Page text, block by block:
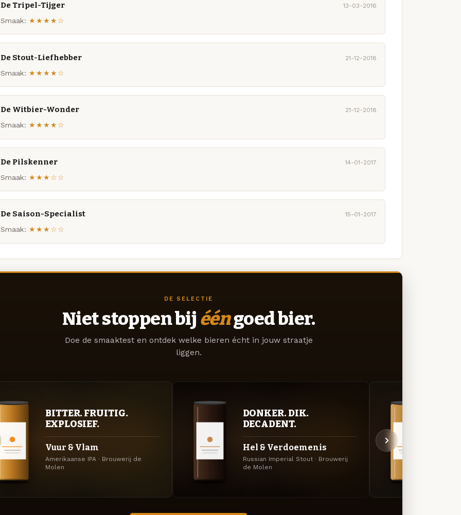
De Tripel-Tijger 13-03-2016
Smaak: ★★★★☆
De Stout-Liefhebber 21-12-2018
Smaak: ★★★★☆
De Witbier-Wonder 21-12-2018
Smaak: ★★★★☆
De Pilskenner 14-01-2017
Smaak: ★★★☆☆
De Saison-Specialist 15-01-2017
Smaak: ★★★☆☆
DE SELECTIE
Niet stoppen bij ééngoed bier.
Doe de smaaktest en ontdek welke bieren écht in jouw straatje
liggen.
BITTER. FRUITIG.
EXPLOSIEF.
Vuur & Vlam
Amerikaanse IPA · Brouwerij de
Molen
DONKER. DIK.
DECADENT.
Hel & Verdoemenis
Russian Imperial Stout · Brouwerij
de Molen